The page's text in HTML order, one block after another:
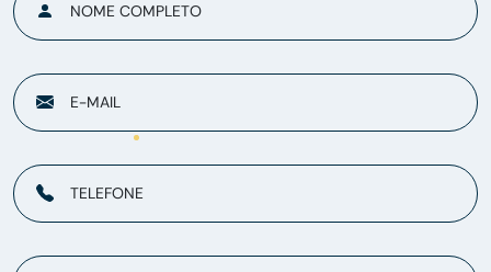
NOME COMPLETO
E-MAIL
TELEFONE